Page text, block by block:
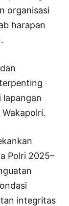
organisasi
harapan
lapangan
Polri 2025–
integritas